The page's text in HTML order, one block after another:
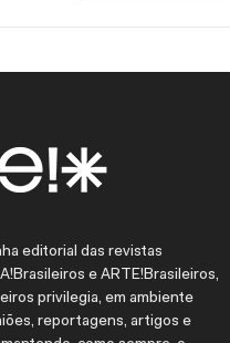
editorial das revistas
e ARTE!Brasileiros,
privilegia, em ambiente
reportagens, artigos e